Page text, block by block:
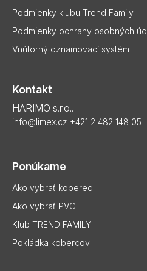
Podmienky klubu Trend Family
Podmienky ochrany osobných
Vnútorný oznamovací systém
Kontakt
HARIMO s.r.o..
info@limex.cz +421 2 482 148 05
Ponúkame
Ako vybrať koberec
Ako vybrať PVC
Klub TREND FAMILY
Pokládka kobercov